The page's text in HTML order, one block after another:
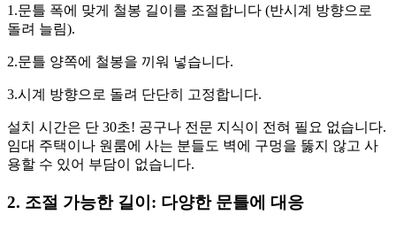
1.문틀 폭에 맞게 철봉 길이를 조절합니다 (반시계 방향으로
돌려 늘림).
2.문틀 양쪽에 철봉을 끼워 넣습니다.
3.시계 방향으로 돌려 단단히 고정합니다.
설치 시간은 단 30초! 공구나 전문 지식이 전혀 필요 없습니다.
임대 주택이나 원룸에 사는 분들도 벽에 구멍을 뚫지 않고 사
용할 수 있어 부담이 없습니다.
2. 조절 가능한 길이: 다양한 문틀에 대응